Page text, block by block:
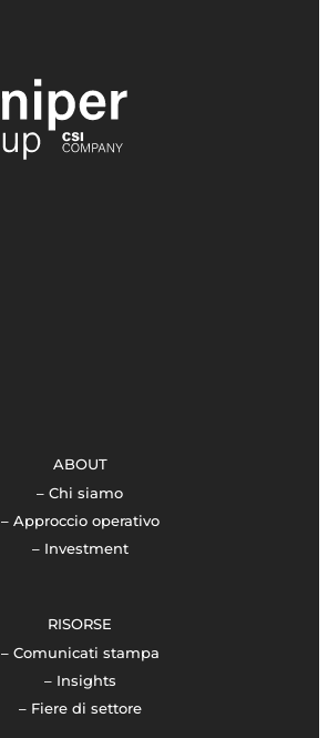
ABOUT
– Chi siamo
– Approccio operativo
– Investment
RISORSE
– Comunicati stampa
– Insights
– Fiere di settore